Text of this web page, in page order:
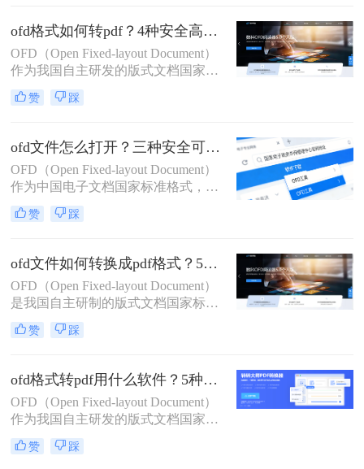
强的 .pdf 格式往往是首选。那么ofd格
式如何转换成pdf格式呢？本文为您梳
理了三种实用的专业转换方案，助您
轻松解决排版错乱、无法打开等痛
点。
ofd格式如何转pdf？4种安全高效实测方法（政务/财务专用指南）
OFD（Open Fixed-layout Document）
作为我国自主研发的版式文档国家标
准（GB/T 33190-2016），已全面应用
于政府公文、电子发票、招投标文件
通用性与跨平台兼容优势，将OFD安
全、精准转换为PDF成为政务人员、
财务工作者、法务专员的高频刚需。
赞 踩
ofd文件怎么打开？三种安全可靠方法详解！
OFD（Open Fixed-layout Document）
作为中国电子文档国家标准格式，已
广泛应用于政府公文、电子发票及金
融票据等场景。许多用户在接收OFD
看，导致工作效率大幅降低。那么ofd
文件怎么打开呢？本文精选三种经验
证的实用方法，聚焦官方或通用解决
方案。助您快速解决OFD文件打开难
题。方法均经过实测验证，操作简
单、安全无风险，无需额外付费，适
赞 踩
ofd文件如何转换成pdf格式？5种安全高效实测方法（政务/财务专用指南）
OFD（Open Fixed-layout Document）
是我国自主研制的版式文档国家标准
（GB/T 33190-2016），已全面应用于
政府公文、电子发票、招投标文件等
用性与跨平台兼容优势，将OFD安
全、精准转换为PDF成为政务人员、
财务工作者、法务专员的高频刚需
赞 踩
ofd格式转pdf用什么软件？5种实测有效方法（附安全指南+格式校验）
OFD（Open Fixed-layout Document）
作为我国自主研发的版式文档国家标
准（GB/T 33190-2016），已深度应用
于政府公文、电子发票、招投标文件
赞 踩